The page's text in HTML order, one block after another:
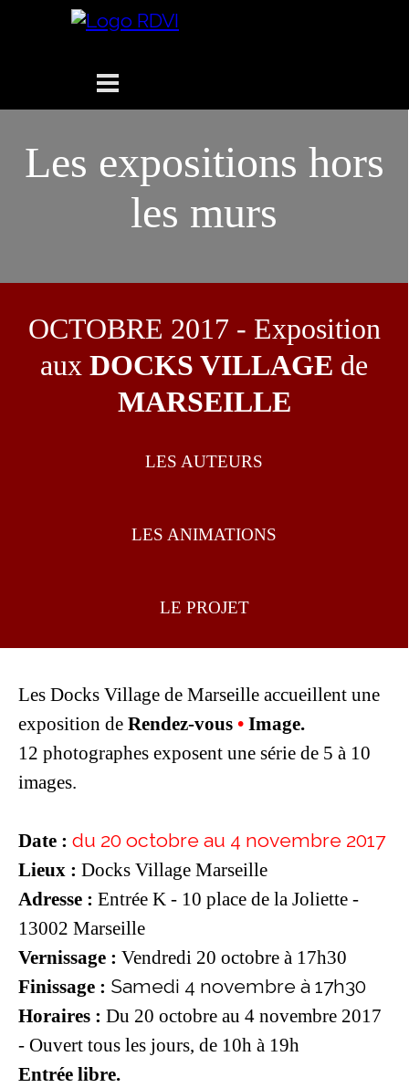
Aller au contenu
Sauter le menu
Les expositions hors
les murs
OCTOBRE 2017 - Exposition
auxDOCKS VILLAGE de
MARSEILLE
LES AUTEURS
LES ANIMATIONS
LE PROJET
Les Docks Village de Marseille accueillent une
exposition de Rendez-vous • Image.
12 photographes exposent une série de 5 à 10
images.
Date : du 20 octobre au 4 novembre 2017
Lieux : Docks Village Marseille
Adresse : Entrée K - 10 place de la Joliette -
13002 Marseille
Vernissage : Vendredi 20 octobre à 17h30
Finissage : Samedi 4 novembre à 17h30
Horaires : Du 20 octobre au 4 novembre 2017
- Ouvert tous les jours, de 10h à 19h
Entrée libre.